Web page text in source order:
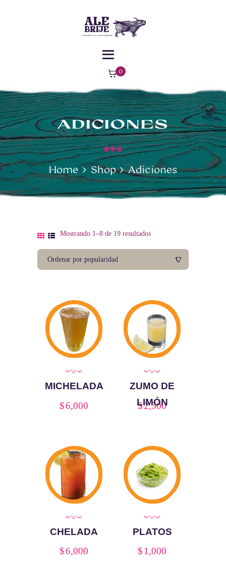
0
ms
-
$0
ADICIONES
Home Shop Adiciones
ALEBRIJE - TAQUERÍA - GASTROBAR -
COMIDA MEXICANA
Comida Mexicana – Florencia – Caquetá
¿DÓNDE
Mostrando 1–8 de 19 resultados
MICHELADA
$6,000
ZUMO DE
LIMÓN
$2,500
CHELADA
$6,000
PLATOS
$1,000